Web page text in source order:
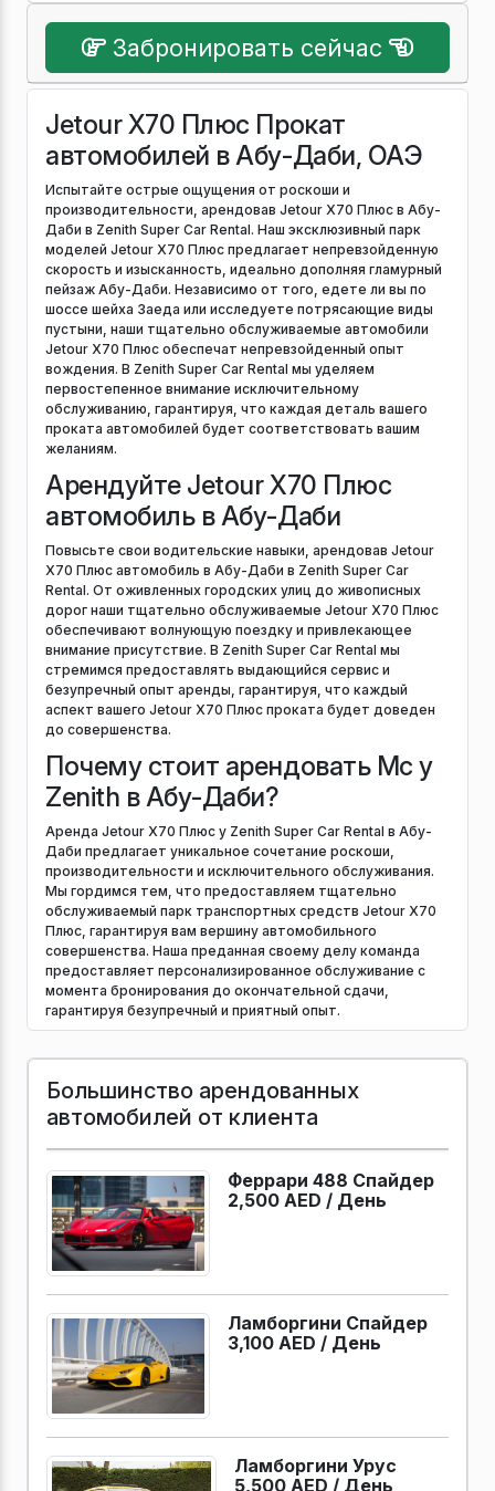
Забронировать сейчас
Jetour X70 Плюс Прокат
автомобилей в Абу-Даби, ОАЭ
Испытайте острые ощущения от роскоши и
производительности, арендовав Jetour X70 Плюс в Абу-
Даби в Zenith Super Car Rental. Наш эксклюзивный парк
моделей Jetour X70 Плюс предлагает непревзойденную
скорость и изысканность, идеально дополняя гламурный
пейзаж Абу-Даби. Независимо от того, едете ли вы по
шоссе шейха Заеда или исследуете потрясающие виды
пустыни, наши тщательно обслуживаемые автомобили
Jetour X70 Плюс обеспечат непревзойденный опыт
вождения. В Zenith Super Car Rental мы уделяем
первостепенное внимание исключительному
обслуживанию, гарантируя, что каждая деталь вашего
проката автомобилей будет соответствовать вашим
желаниям.
Арендуйте Jetour X70 Плюс
автомобиль в Абу-Даби
Повысьте свои водительские навыки, арендовав Jetour
X70 Плюс автомобиль в Абу-Даби в Zenith Super Car
Rental. От оживленных городских улиц до живописных
дорог наши тщательно обслуживаемые Jetour X70 Плюс
обеспечивают волнующую поездку и привлекающее
внимание присутствие. В Zenith Super Car Rental мы
стремимся предоставлять выдающийся сервис и
безупречный опыт аренды, гарантируя, что каждый
аспект вашего Jetour X70 Плюс проката будет доведен
до совершенства.
Почему стоит арендовать Mc у
Zenith в Абу-Даби?
Аренда Jetour X70 Плюс у Zenith Super Car Rental в Абу-
Даби предлагает уникальное сочетание роскоши,
производительности и исключительного обслуживания.
Мы гордимся тем, что предоставляем тщательно
обслуживаемый парк транспортных средств Jetour X70
Плюс, гарантируя вам вершину автомобильного
совершенства. Наша преданная своему делу команда
предоставляет персонализированное обслуживание с
момента бронирования до окончательной сдачи,
гарантируя безупречный и приятный опыт.
Большинство арендованных
автомобилей от клиента
Феррари 488 Спайдер
2,500 AED / День
Ламборгини Спайдер
3,100 AED / День
Ламборгини Урус
5,500 AED / День